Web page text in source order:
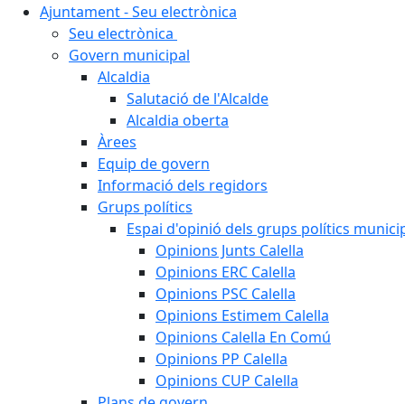
Ajuntament - Seu electrònica
Seu electrònica
Govern municipal
Alcaldia
Salutació de l'Alcalde
Alcaldia oberta
Àrees
Equip de govern
Informació dels regidors
Grups polítics
Espai d'opinió dels grups polítics
Opinions Junts Calella
Opinions ERC Calella
Opinions PSC Calella
Opinions Estimem Calella
Opinions Calella En Comú
Opinions PP Calella
Opinions CUP Calella